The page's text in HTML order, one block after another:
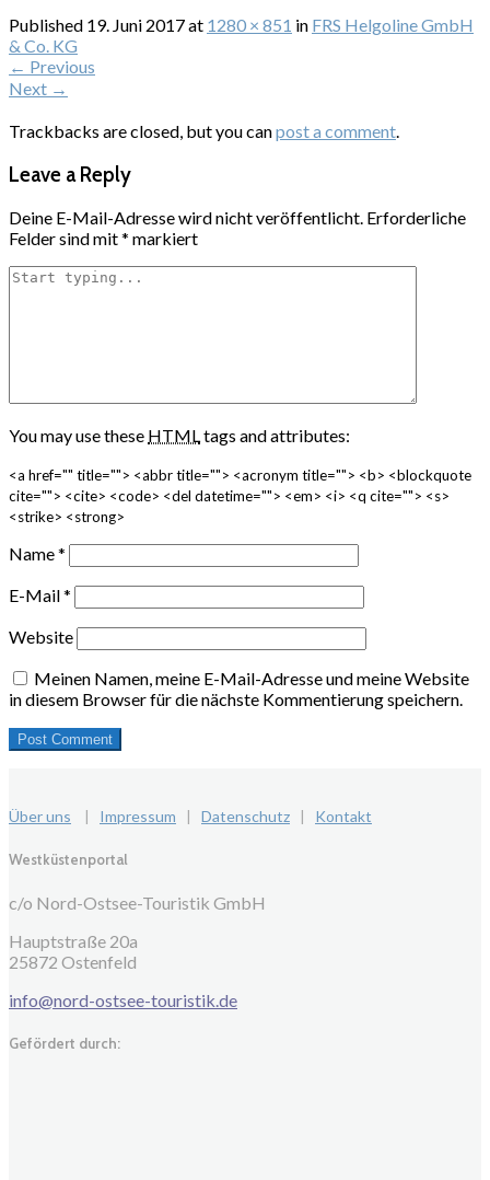
Published 19. Juni 2017at 1280 × 851 in FRS Helgoline GmbH
& Co. KG
← Previous
Next →
Trackbacks are closed, but you canpost a comment.
Leave a Reply
Deine E-Mail-Adresse wird nicht veröffentlicht. Erforderliche
Felder sind mit* markiert
You may use these HTMLtags and attributes:
<a href="" title=""> <abbr title=""> <acronym title=""> <b> <blockquote
cite=""> <cite> <code> <del datetime=""> <em> <i> <q cite=""> <s>
<strike> <strong>
Name*
E-Mail*
Website
Meinen Namen, meine E-Mail-Adresse und meine Website
in diesem Browser für die nächste Kommentierung speichern.
Über uns | Impressum | Datenschutz | Kontakt
Westküstenportal
c/o Nord-Ostsee-Touristik GmbH
Hauptstraße 20a
25872 Ostenfeld
info@nord-ostsee-touristik.de
Gefördert durch: